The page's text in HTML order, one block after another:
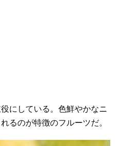
にしている。色鮮やかなニ
るのが特徴のフルーツだ。